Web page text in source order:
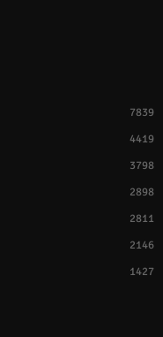
7839
4419
3798
2898
2811
2146
1427